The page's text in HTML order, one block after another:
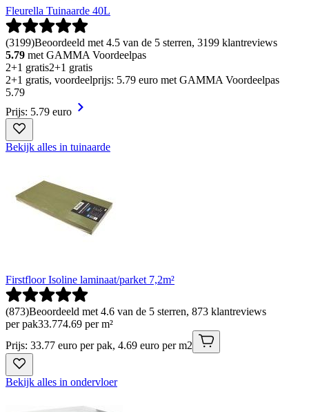
Fleurella Tuinaarde 40L
(3199)Beoordeeld met 4.5 van de 5 sterren, 3199 klantreviews
5.79 met GAMMA Voordeelpas
2+1 gratis2+1 gratis
2+1 gratis, voordeelprijs: 5.79 euro met GAMMA Voordeelpas
5.79
Prijs: 5.79 euro
Bekijk alles in tuinaarde
Firstfloor Isoline laminaat/parket 7,2m²
(873)Beoordeeld met 4.6 van de 5 sterren, 873 klantreviews
per pak33.774.69 per m²
Prijs: 33.77 euro per pak, 4.69 euro per m2
Bekijk alles in ondervloer